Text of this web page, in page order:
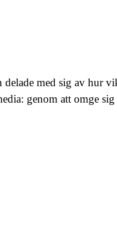
med sig av hur
genom att omge